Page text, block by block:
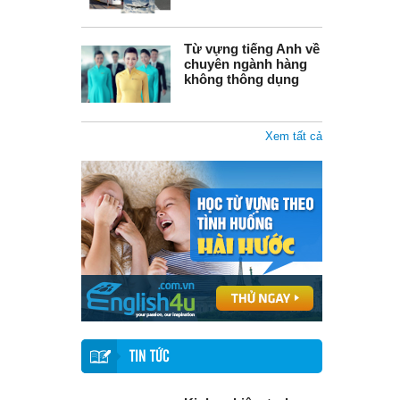
Từ vựng tiếng Anh về
chuyên ngành hàng
không thông dụng
Xem tất cả
TIN TỨC